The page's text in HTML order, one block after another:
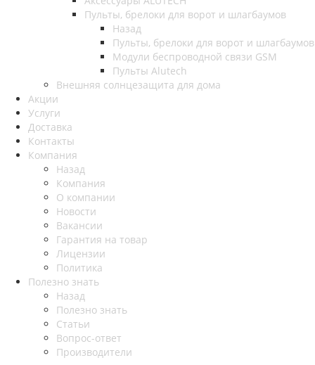
Пульты, брелоки для ворот и шлагбаумов
Назад
Пульты, брелоки для ворот и шлагбаумов
Модули беспроводной связи GSM
Пульты Alutech
Внешняя солнцезащита для дома
Акции
Услуги
Доставка
Контакты
Компания
Назад
Компания
О компании
Новости
Вакансии
Гарантия на товар
Лицензии
Политика
Полезно знать
Назад
Полезно знать
Статьи
Вопрос-ответ
Производители